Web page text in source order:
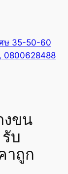
ศษ 35-50-60
0800628488
งขน
บ
าถูก